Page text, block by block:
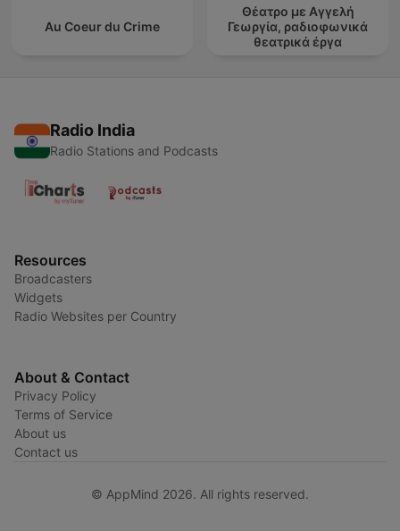
Au Coeur du Crime
Θέατρο με Αγγελή
Γεωργία, ραδιοφωνικά
θεατρικά έργα
Radio India
Radio Stations and Podcasts
Resources
Broadcasters
Widgets
Radio Websites per Country
About & Contact
Privacy Policy
Terms of Service
About us
Contact us
© AppMind 2026. All rights reserved.